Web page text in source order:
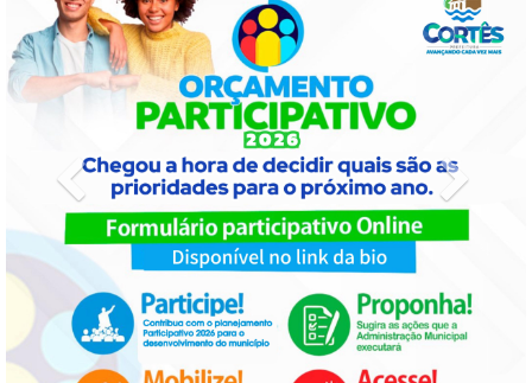
Previous